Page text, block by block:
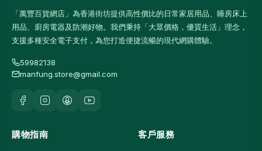
「萬豐百貨網店」為香港街坊提供高性價比的日常家居用品、睡房床上
用品、廚房電器及防潮好物。我們秉持「大眾價格，優質生活」理念，
支援多種安全電子支付，為您打造便捷流暢的現代網購體驗。
59982138
manfung.store@gmail.com
購物指南 客戶服務